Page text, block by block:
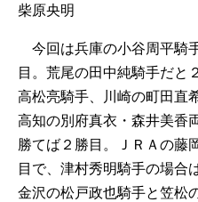
柴原央明
今回は兵庫の小谷周平騎
目。荒尾の田中純騎手だと
高松亮騎手、川崎の町田直
高知の別府真衣・森井美香
勝てば２勝目。ＪＲＡの藤
目で、津村秀明騎手の場合
金沢の松戸政也騎手と笠松